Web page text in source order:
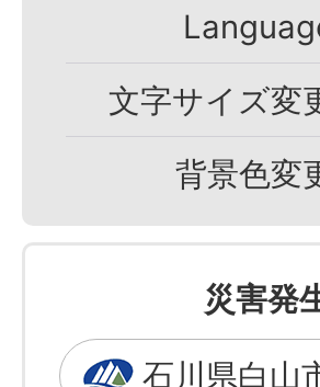
文字サイズ変
背景色変
災害発
石川県白山